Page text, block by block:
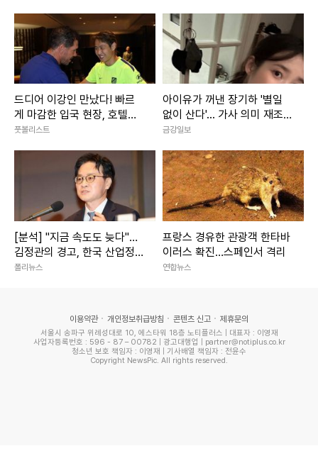
드디어 이강인 만났다! 빠르
게 마감한 입국 현장, 호텔에
서 아틀레티코 선수단과 첫
풋볼리스트
아이유가 꺼낸 장기하 '별일
없이 산다'... 가사 의미 재조
명
금강일보
[분석] "지금 속도도 늦다"…
김정관의 경고, 한국 산업정
책 '속도전' 시대로 전환되나
폴리뉴스
프랑스 경유한 관광객 한타바
이러스 확진…스페인서 격리
연합뉴스
이용약관 개인정보취급방침 콘텐츠 신고 제휴문의
서울시 송파구 위례성대로 10, 에스타워 18층 노티플러스 | 대표자 : 이영재
사업자등록번호 : 596 - 87 – 00782 | 광고대행업 | partner@notiplus.co.kr
청소년 보호 책임자 : 이영재 | 기사배열 책임자 : 전윤수
Copyright NewsPic. All rights reserved.